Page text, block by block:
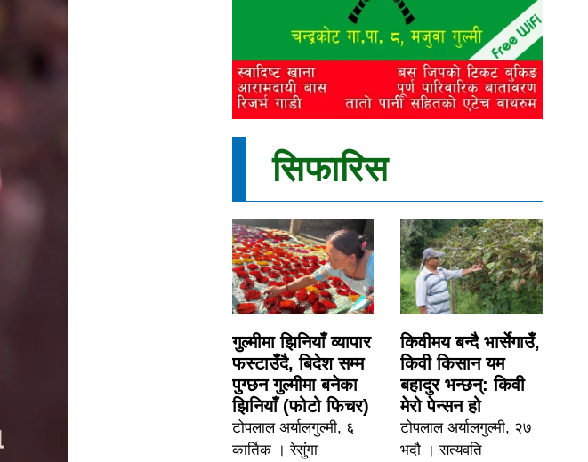
सिफारिस
गुल्मीमा झिनियाँ व्यापार
फस्टाउँदै, बिदेश सम्म
पुग्छन गुल्मीमा बनेका
झिनियाँ (फोटो फिचर)
टोपलाल अर्यालगुल्मी, ६
कार्तिक । रेसुंगा
किवीमय बन्दै भार्सेगाउँ,
किवी किसान यम
बहादुर भन्छन्: किवी
मेरो पेन्सन हो
टोपलाल अर्यालगुल्मी, २७
भदौ । सत्यवति